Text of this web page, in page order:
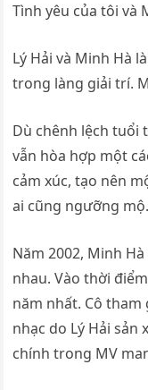
Tình yêu của tôi và
Lý Hải và Minh Hà
trong làng giải trí.
Dù chênh lệch tuổi
vẫn hòa hợp một
cảm xúc, tạo nên
ai cũng ngưỡng mộ.
Năm 2002, Minh
nhau. Vào thời
năm nhất. Cô
nhạc do Lý Hải sản
chính trong MV